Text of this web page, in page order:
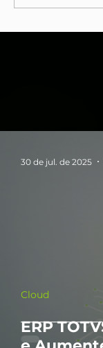
ERP
Cloud
30 de jul. de 2025